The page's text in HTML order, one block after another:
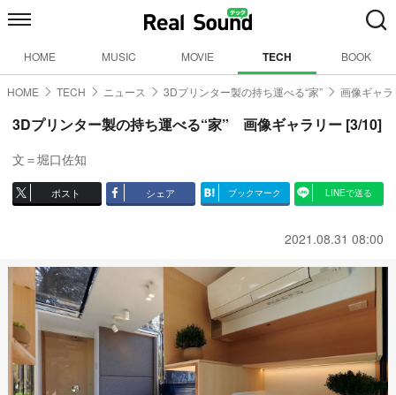
HOME MUSIC MOVIE TECH BOOK
HOME TECH ニュース 3Dプリンター製の持ち運べる“家” 画像ギャ
3Dプリンター製の持ち運べる“家” 画像ギャラリー [3/10]
文＝堀口佐知
ポスト シェア ブックマーク LINEで送る
2021.08.31 08:00